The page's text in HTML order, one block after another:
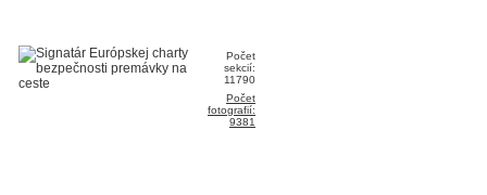
Počet
sekcií:
11790
Počet
fotografií:
9381